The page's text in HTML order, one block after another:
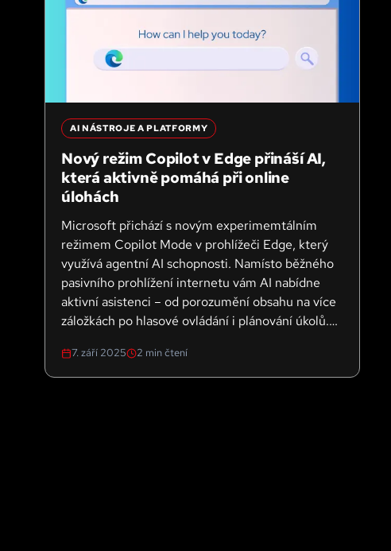
AI NÁSTROJE A PLATFORMY
Nový režim Copilot v Edge přináší AI,
která aktivně pomáhá při online
úlohách
Microsoft přichází s novým experimemtálním
režimem Copilot Mode v prohlížeči Edge, který
využívá agentní AI schopnosti. Namísto běžného
pasivního prohlížení internetu vám AI nabídne
aktivní asistenci – od porozumění obsahu na více
záložkách po hlasové ovládání i plánování úkolů.
hranice vyhledávání.
7. září 2025 2 min čtení